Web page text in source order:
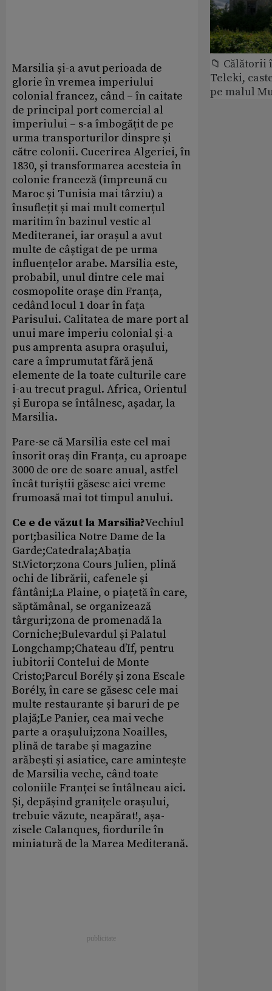
Marsilia și-a avut perioada de
glorie în vremea imperiului
colonial francez, când – în caitate
de principal port comercial al
imperiului – s-a îmbogățit de pe
urma transporturilor dinspre și
către colonii. Cucerirea Algeriei, în
1830, și transformarea acesteia în
colonie franceză (împreună cu
Maroc și Tunisia mai târziu) a
însuflețit și mai mult comerțul
maritim în bazinul vestic al
Mediteranei, iar orașul a avut
multe de câștigat de pe urma
influențelor arabe. Marsilia este,
probabil, unul dintre cele mai
cosmopolite orașe din Franța,
cedând locul 1 doar în fața
Parisului. Calitatea de mare port al
unui mare imperiu colonial și-a
pus amprenta asupra orașului,
care a împrumutat fără jenă
elemente de la toate culturile care
i-au trecut pragul. Africa, Orientul
și Europa se întâlnesc, așadar, la
Marsilia.
Pare-se că Marsilia este cel mai
însorit oraș din Franța, cu aproape
3000 de ore de soare anual, astfel
încât turiștii găsesc aici vreme
frumoasă mai tot timpul anului.
Ce e de văzut la Marsilia?Vechiul
port;basilica Notre Dame de la
Garde;Catedrala;Abația
St.Victor;zona Cours Julien, plină
ochi de librării, cafenele și
fântâni;La Plaine, o piațetă în care,
săptămânal, se organizează
târguri;zona de promenadă la
Corniche;Bulevardul și Palatul
Longchamp;Chateau d’If, pentru
iubitorii Contelui de Monte
Cristo;Parcul Borély și zona Escale
Borély, în care se găsesc cele mai
multe restaurante și baruri de pe
plajă;Le Panier, cea mai veche
parte a orașului;zona Noailles,
plină de tarabe și magazine
arăbești și asiatice, care amintește
de Marsilia veche, când toate
coloniile Franței se întâlneau aici.
Și, depășind granițele orașului,
trebuie văzute, neapărat!, așa-
zisele Calanques, fiordurile în
miniatură de la Marea Mediterană.
📁 Călătorii
Teleki,
pe malul